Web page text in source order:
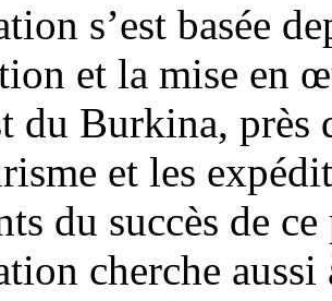
s’est basée
et la mise en
du Burkina,
et les
du succès de
cherche